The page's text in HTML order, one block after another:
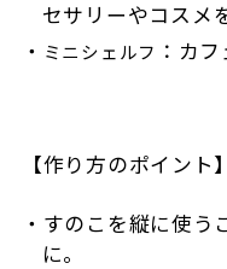
セサリーやコスメ
ミニシェルフ ：カ
【作り方のポイント】
すのこを縦に使う
に。